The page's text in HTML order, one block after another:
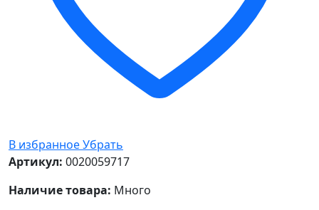
В избранноеУбрать
Артикул: 0020059717
Наличие товара: Много